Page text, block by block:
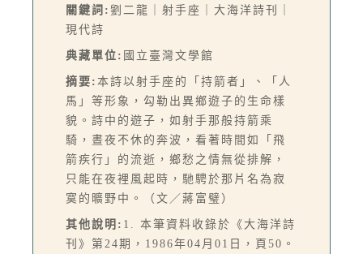
關鍵詞: 劉二龍｜射手座｜大海洋詩刊｜
現代詩
典藏單位: 國立臺灣文學館
摘要: 本詩以射手座的「持箭者」、「人
馬」等形象，勾勒出異鄉遊子的生命樣
貌。詩中的遊子，如射手那般持箭乘
騎，晝夜不休的奔波，看著時間如「飛
箭疾行」的流逝，鄉愁之情無從排解，
只能在夜裡風起時，馳騁於那片名為寂
寞的曠野中。（文／蔣富璧）
其他說明: 1. 本筆資料收錄於《大海洋詩
刊》第24期，1986年04月01日，頁50。